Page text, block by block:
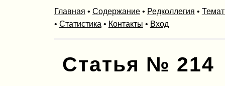
Главная • Содержание• Редколлегия •
• Статистика • Контакты • Вход
Статья № 214